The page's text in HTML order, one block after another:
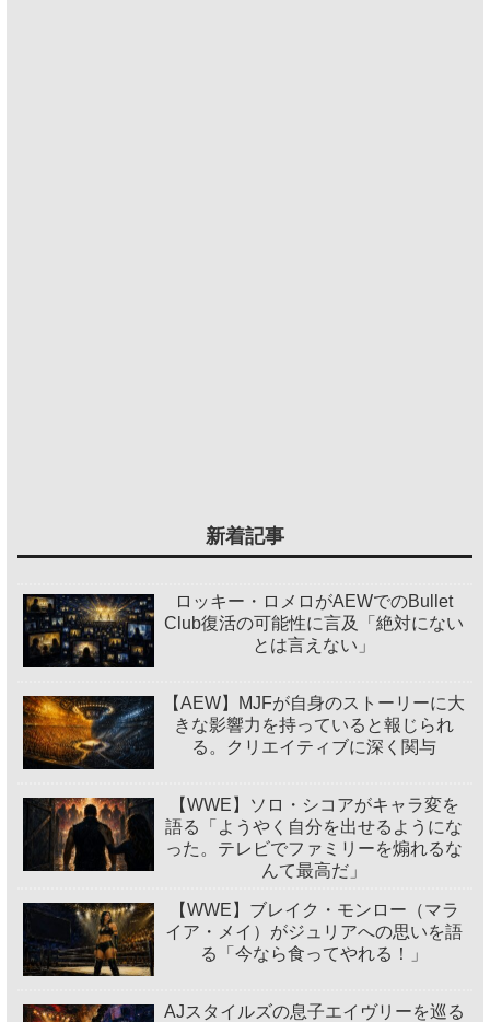
新着記事
ロッキー・ロメロがAEWでのBullet
Club復活の可能性に言及「絶対にない
とは言えない」
【AEW】MJFが自身のストーリーに大
きな影響力を持っていると報じられ
る。クリエイティブに深く関与
【WWE】ソロ・シコアがキャラ変を
語る「ようやく自分を出せるようにな
った。テレビでファミリーを煽れるな
んて最高だ」
【WWE】ブレイク・モンロー（マラ
イア・メイ）がジュリアへの思いを語
る「今なら食ってやれる！」
AJスタイルズの息子エイヴリーを巡る